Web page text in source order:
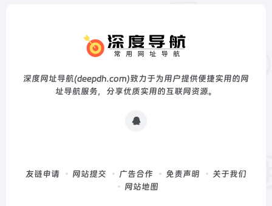
深度网址导航(deepdh.com)致力于为用户提供便捷实用的网
址导航服务，分享优质实用的互联网资源。
友链申请 网站提交 广告合作 免责声明
关于我们
网站地图